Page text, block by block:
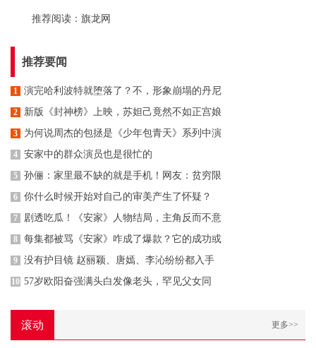
推荐阅读： 旗龙网
推荐要闻
1 演完哈利波特就堕落了？不，形象崩塌的丹尼
2 新版《封神榜》上映，苏妲己竟然不如正宫娘
3 为何说周杰的包拯是《少年包青天》系列中演
4 安家中的群众演员也是很忙的
5 孙俪：家里最不缺的就是手机！网友：贫穷限
6 你什么时候开始对自己的审美产生了怀疑？
7 剧透吃瓜！《安家》人物结局，主角反而不意
8 每集都被骂《安家》咋成了爆款？它的成功或
9 没有护目镜 赵丽颖、唐嫣、李沁纷纷都入手
10 57岁欧阳奋强满头白发像老头，罕见父女同
滚动 更多>>